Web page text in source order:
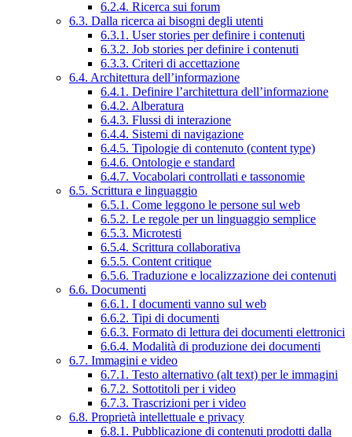
6.2.4. Ricerca sui forum
6.3. Dalla ricerca ai bisogni degli utenti
6.3.1. User stories per definire i contenuti
6.3.2. Job stories per definire i contenuti
6.3.3. Criteri di accettazione
6.4. Architettura dell’informazione
6.4.1. Definire l’architettura dell’informazione
6.4.2. Alberatura
6.4.3. Flussi di interazione
6.4.4. Sistemi di navigazione
6.4.5. Tipologie di contenuto (content type)
6.4.6. Ontologie e standard
6.4.7. Vocabolari controllati e tassonomie
6.5. Scrittura e linguaggio
6.5.1. Come leggono le persone sul web
6.5.2. Le regole per un linguaggio semplice
6.5.3. Microtesti
6.5.4. Scrittura collaborativa
6.5.5. Content critique
6.5.6. Traduzione e localizzazione dei contenuti
6.6. Documenti
6.6.1. I documenti vanno sul web
6.6.2. Tipi di documenti
6.6.3. Formato di lettura dei documenti elettronici
6.6.4. Modalità di produzione dei documenti
6.7. Immagini e video
6.7.1. Testo alternativo (alt text) per le immagini
6.7.2. Sottotitoli per i video
6.7.3. Trascrizioni per i video
6.8. Proprietà intellettuale e privacy
6.8.1. Pubblicazione di contenuti prodotti dalla